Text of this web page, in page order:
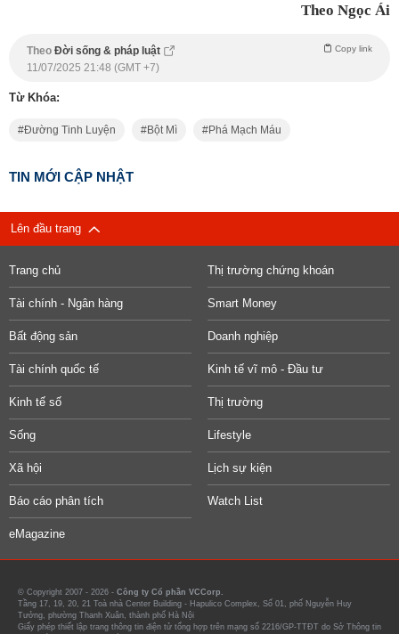
Theo Ngọc Ái
Theo Đời sống & pháp luật Copy link
11/07/2025 21:48 (GMT +7)
Từ Khóa:
Đường Tinh Luyện Bột Mì Phá Mạch Máu
TIN MỚI CẬP NHẬT
Lên đầu trang
Trang chủ Thị trường chứng khoán
Tài chính - Ngân hàng Smart Money
Bất động sản Doanh nghiệp
Tài chính quốc tế Kinh tế vĩ mô - Đầu tư
Kinh tế số Thị trường
Sống Lifestyle
Xã hội Lịch sự kiện
Báo cáo phân tích Watch List
eMagazine
© Copyright 2007 - 2026 - Công ty Cổ phần VCCorp.
Tầng 17, 19, 20, 21 Toà nhà Center Building - Hapulico Complex, Số 01, phố Nguyễn Huy
Tưởng, phường Thanh Xuân, thành phố Hà Nội
Giấy phép thiết lập trang thông tin điện tử tổng hợp trên mạng số 2216/GP-TTĐT do Sở Thông tin